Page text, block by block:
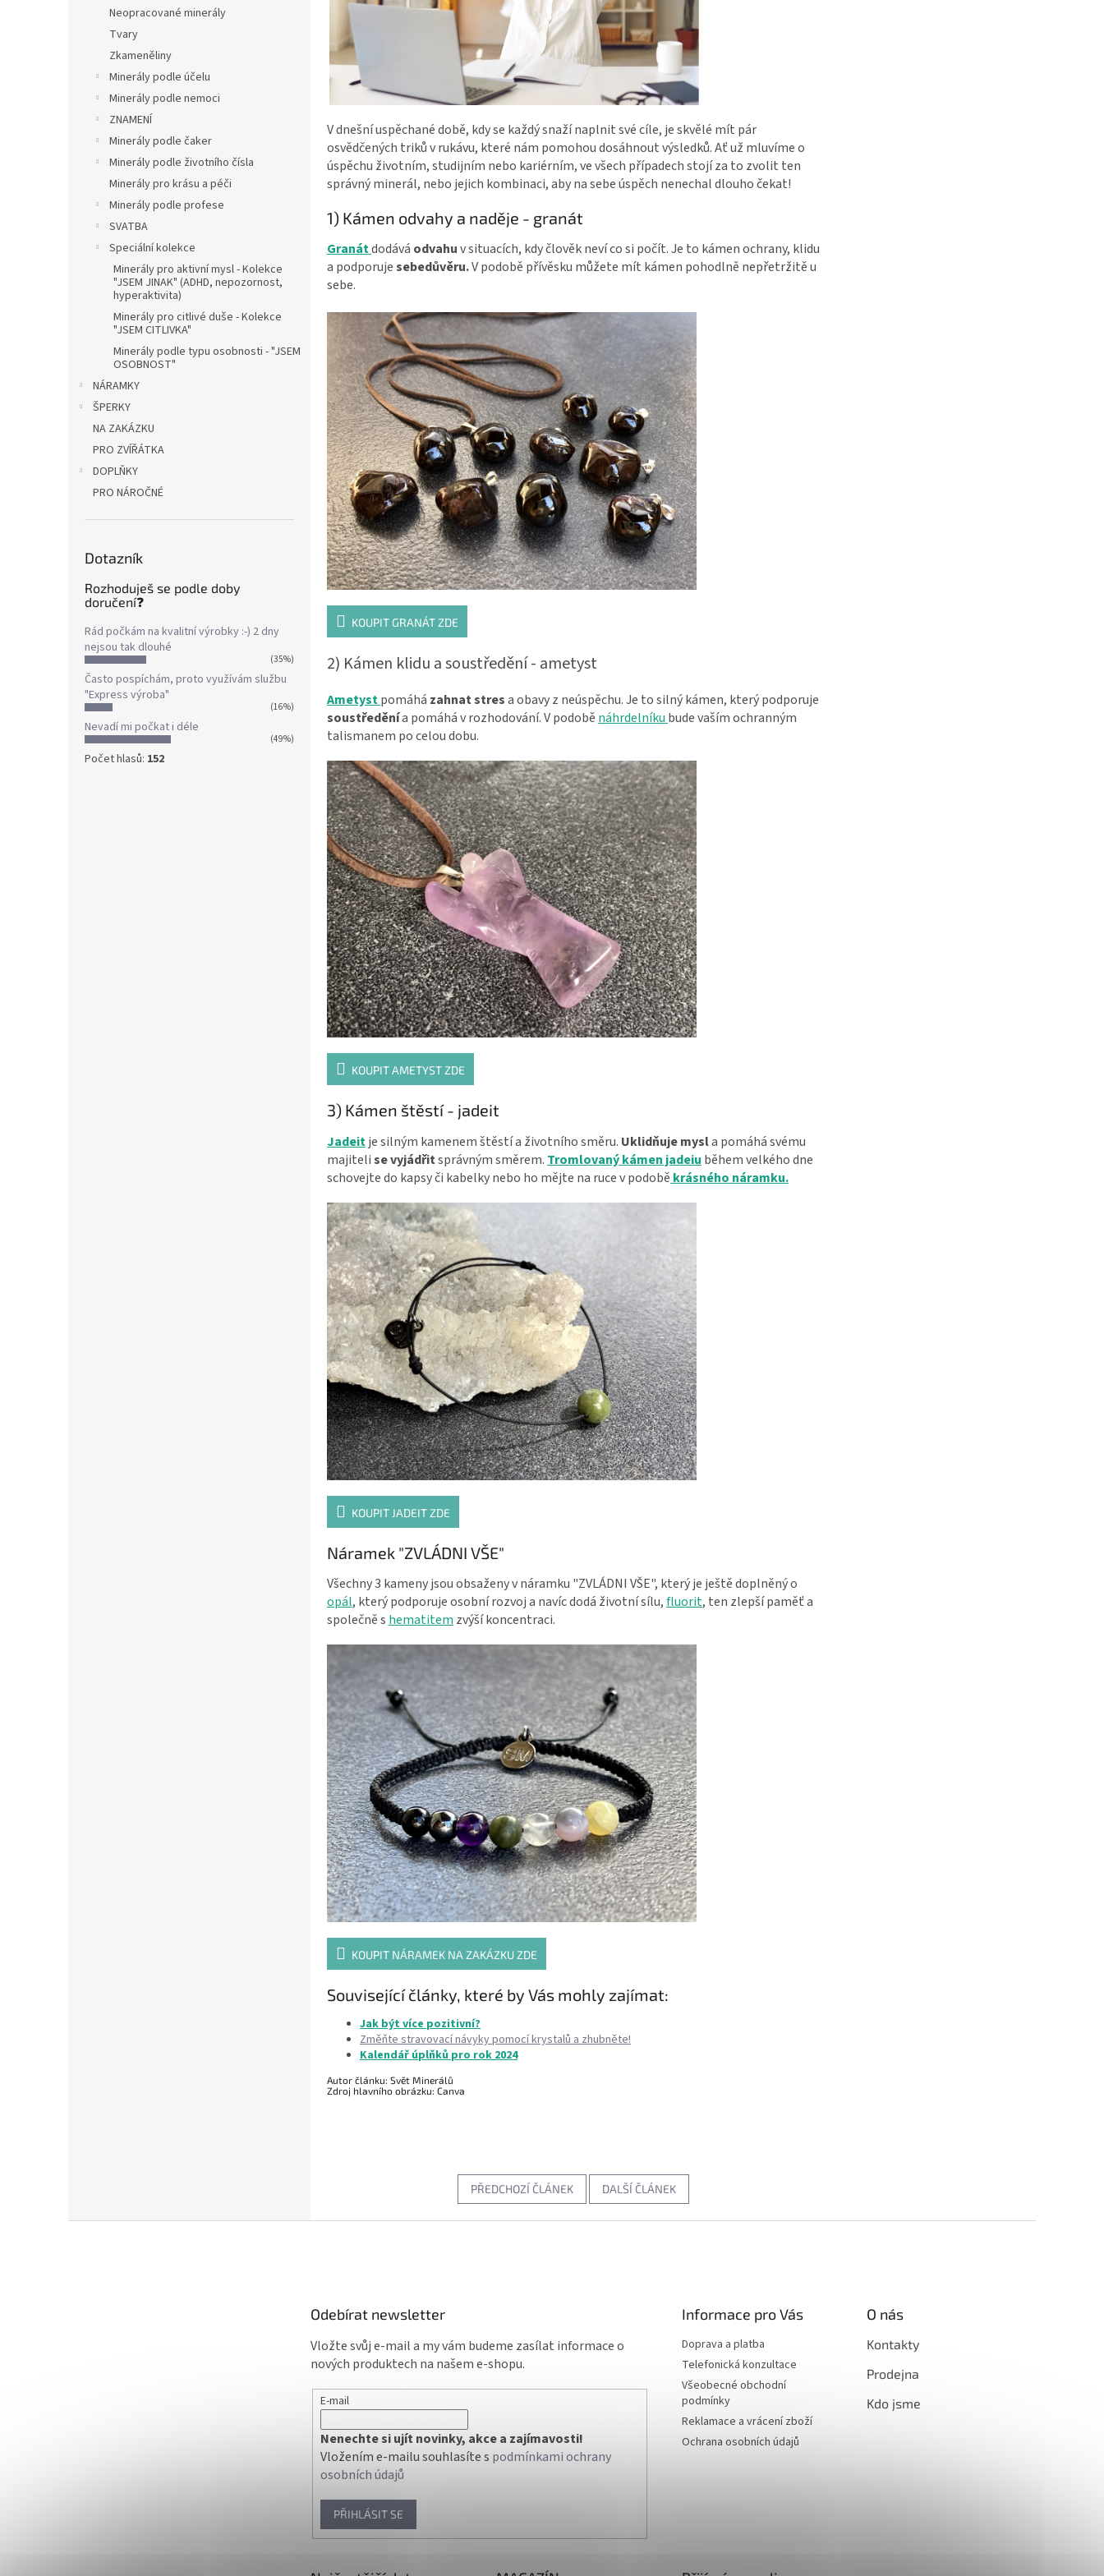
Neopracované minerály
Tvary
Zkameněliny
Minerály podle účelu
Minerály podle nemoci
ZNAMENÍ
Minerály podle čaker
Minerály podle životního čísla
Minerály pro krásu a péči
Minerály podle profese
SVATBA
Speciální kolekce
Minerály pro aktivní mysl - Kolekce
"JSEM JINAK" (ADHD, nepozornost,
hyperaktivita)
Minerály pro citlivé duše - Kolekce
"JSEM CITLIVKA"
Minerály podle typu osobnosti - "JSEM
OSOBNOST"
NÁRAMKY
ŠPERKY
NA ZAKÁZKU
PRO ZVÍŘÁTKA
DOPLŇKY
PRO NÁROČNÉ
Dotazník
Rozhoduješ se podle doby
doručení❓
Rád počkám na kvalitní výrobky :-) 2 dny
nejsou tak dlouhé
(35%)
Často pospíchám, proto využívám službu
"Express výroba"
(16%)
Nevadí mi počkat i déle
(49%)
Počet hlasů: 152
V dnešní uspěchané době, kdy se každý snaží naplnit své cíle, je skvělé mít pár
osvědčených triků v rukávu, které nám pomohou dosáhnout výsledků. Ať už mluvíme o
úspěchu životním, studijním nebo kariérním, ve všech případech stojí za to zvolit ten
správný minerál, nebo jejich kombinaci, aby na sebe úspěch nenechal dlouho čekat!
1) Kámen odvahy a naděje - granát
Granátdodává odvahuv situacích, kdy člověk neví co si počít. Je to kámen ochrany, klidu
a podporujesebedůvěru.V podobě přívěsku můžete mít kámen pohodlně nepřetržitě u
sebe.
KOUPIT GRANÁT ZDE
2) Kámen klidu a soustředění - ametyst
Ametystpomáhá zahnat stresa obavy z neúspěchu. Je to silný kámen, který podporuje
soustředěnía pomáhá v rozhodování. V podobě náhrdelníku bude vaším ochranným
talismanem po celou dobu.
KOUPIT AMETYST ZDE
3) Kámen štěstí - jadeit
Jadeitje silným kamenem štěstí a životního směru. Uklidňuje mysla pomáhá svému
majitelise vyjádřitsprávným směrem. Tromlovaný kámen jadeiu během velkého dne
schovejte do kapsy či kabelky nebo ho mějte na ruce v podobě krásného náramku.
KOUPIT JADEIT ZDE
Náramek "ZVLÁDNI VŠE"
Všechny 3 kameny jsou obsaženy v náramku "ZVLÁDNI VŠE", který je ještě doplněný o
opál, který podporuje osobní rozvoj a navíc dodá životní sílu,fluorit, ten zlepší paměť a
společně s hematitem zvýší koncentraci.
KOUPIT NÁRAMEK NA ZAKÁZKU ZDE
Související články, které by Vás mohly zajímat:
Jak být více pozitivní?
Změňte stravovací návyky pomocí krystalů a zhubněte!
Kalendář úplňků pro rok 2024
Autor článku: Svět Minerálů
Zdroj hlavního obrázku: Canva
PŘEDCHOZÍ ČLÁNEK DALŠÍ ČLÁNEK
Odebírat newsletter
Vložte svůj e-mail a my vám budeme zasílat informace o
nových produktech na našem e-shopu.
E-mail
Nenechte si ujít novinky, akce a zajímavosti!
Vložením e-mailu souhlasíte s podmínkami ochrany
osobních údajů
PŘIHLÁSIT SE
Informace pro Vás
Doprava a platba
Telefonická konzultace
Všeobecné obchodní
podmínky
Reklamace a vrácení zboží
Ochrana osobních údajů
O nás
Kontakty
Prodejna
Kdo jsme